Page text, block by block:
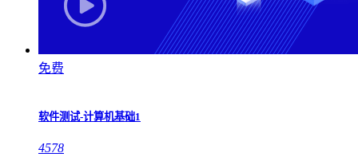
免费
软件测试-计算机基础1
4578